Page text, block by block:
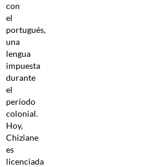
con
el
portugués,
una
lengua
impuesta
durante
el
período
colonial.
Hoy,
Chiziane
es
licenciada